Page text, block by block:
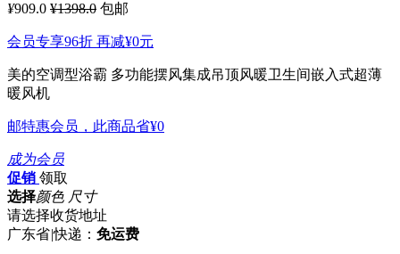
¥909.0 ¥1398.0 包邮
会员专享96折 再减¥0元
美的空调型浴霸 多功能摆风集成吊顶风暖卫生间嵌入式超薄
暖风机
邮特惠会员，此商品省¥0
成为会员
促销 领取
选择颜色 尺寸
请选择收货地址
广东省|快递： 免运费